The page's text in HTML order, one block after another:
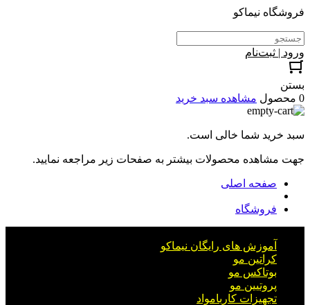
فروشگاه نیماکو
ورود | ثبت‌نام
بستن
0 محصول
مشاهده سبد خرید
سبد خرید شما خالی است.
جهت مشاهده محصولات بیشتر به صفحات زیر مراجعه نمایید.
صفحه اصلی
فروشگاه
آموزش های رایگان نیماکو
کراتین مو
بوتاکس مو
پروتیین مو
تجهیزات کاربامواد